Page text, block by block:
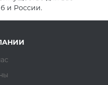
и России.